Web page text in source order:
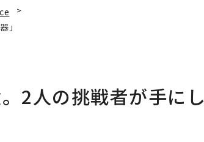
」
2人の挑戦者が手にし